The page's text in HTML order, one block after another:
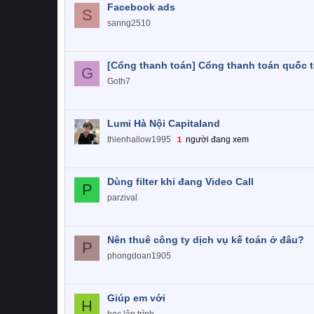
S Facebook ads
sanng2510
G [Cổng thanh toán] Cổng thanh toán quốc
Goth7
Lumi Hà Nội Capitaland
thienhallow1995 1 người đang xem
P Dùng filter khi đang Video Call
parzival
P Nên thuê công ty dịch vụ kế toán ở đâu?
phongdoan1905
H Giúp em với